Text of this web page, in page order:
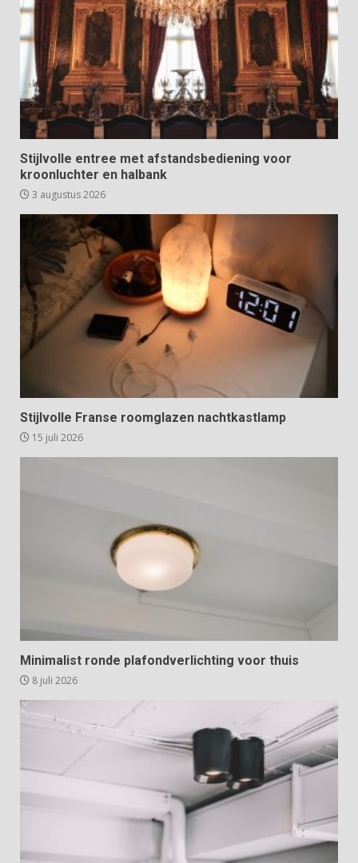
Stijlvolle entree met afstandsbediening voor
kroonluchter en halbank
3 augustus 2026
Stijlvolle Franse roomglazen nachtkastlamp
15 juli 2026
Minimalist ronde plafondverlichting voor thuis
8 juli 2026